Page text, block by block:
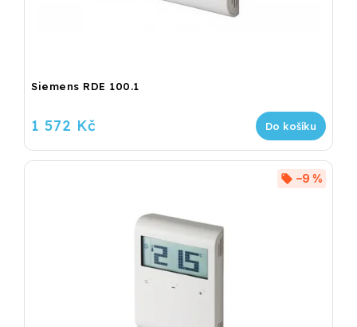
Siemens RDE 100.1
1 572 Kč Do košíku
–9 %